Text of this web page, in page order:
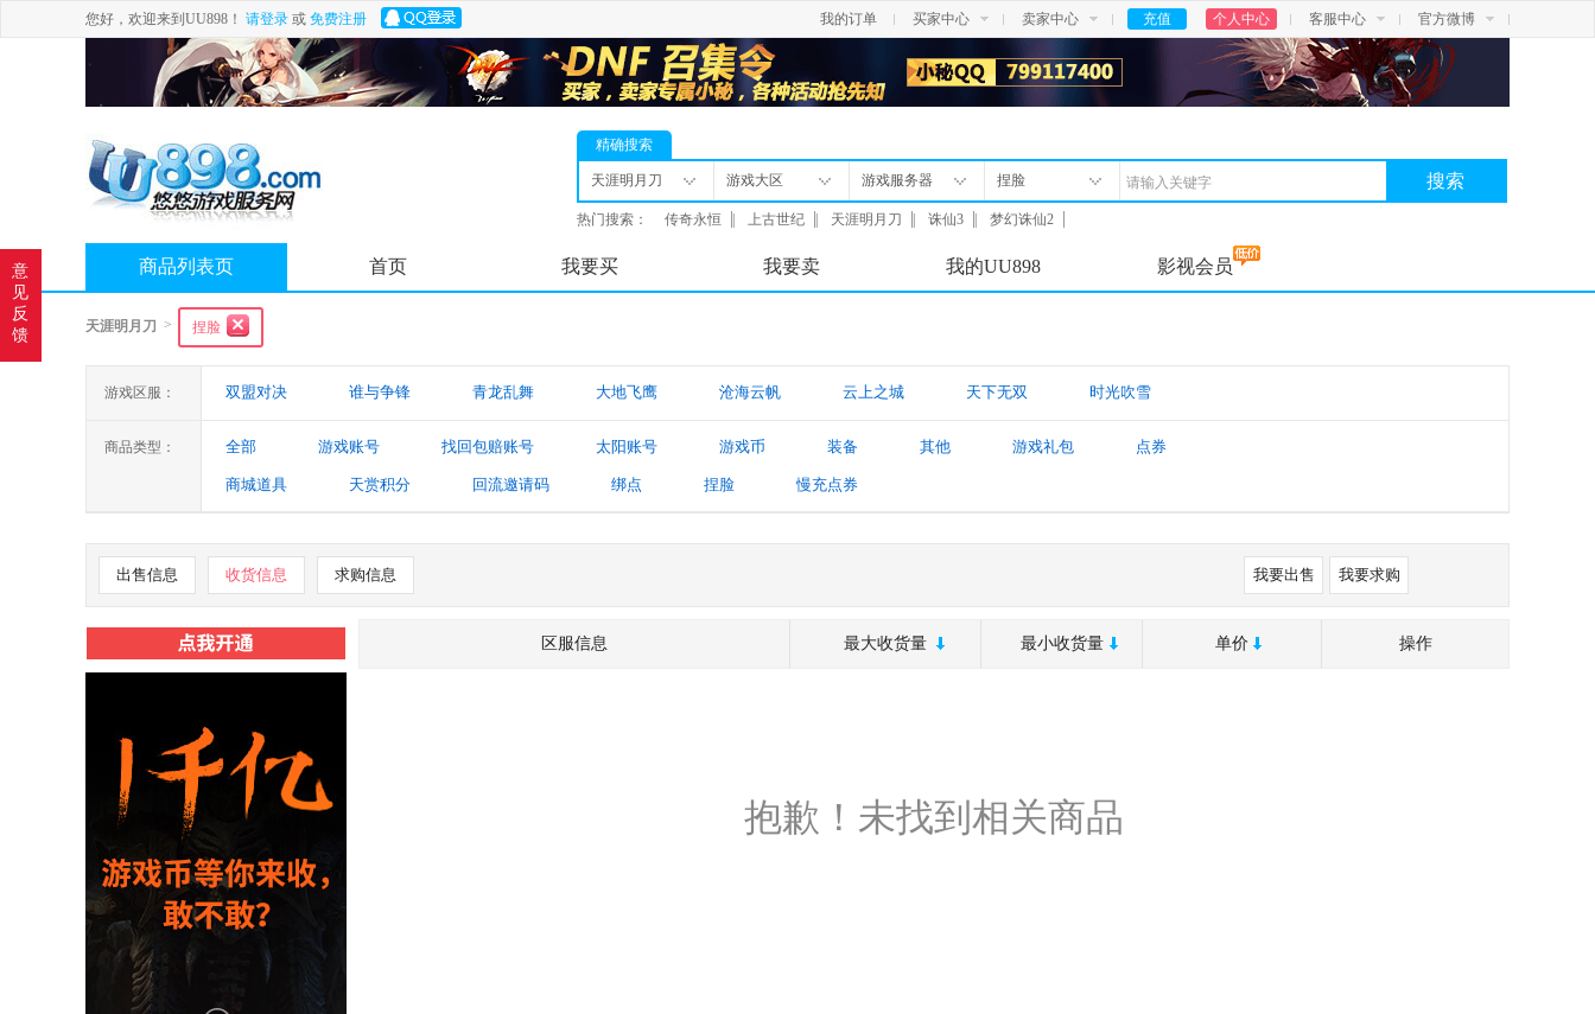
您好，欢迎来到UU898！ 请登录 或 免费注册 我的订单 买家中心 卖家中心 充值 个人中心 客服中心 官方微博
精确搜索
天涯明月刀 游戏大区 游戏服务器 捏脸 搜索
热门搜索： 传奇永恒 上古世纪 天涯明月刀 诛仙3 梦幻诛仙2
商品列表页 首页 我要买 我要卖 我的UU898 影视会员
天涯明月刀 > 捏脸
游戏区服： 双盟对决 谁与争锋 青龙乱舞 大地飞鹰 沧海云帆 云上之城 天下无双 时光吹雪
商品类型： 全部 游戏账号 找回包赔账号 太阳账号 游戏币 装备 其他 游戏礼包 点券
商城道具 天赏积分 回流邀请码 绑点 捏脸 慢充点券
我要出售 我要求购
出售信息 收货信息 求购信息
区服信息 最大收货量 最小收货量 单价 操作
抱歉！未找到相关商品
意
见
反
馈